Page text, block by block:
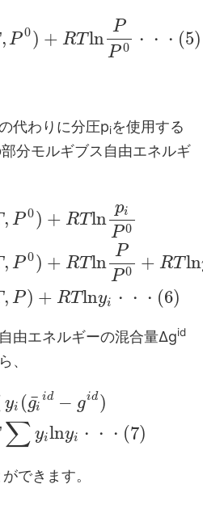
, P 0) + RTln
P
P 0
・ ・ ・ (5)
代わりに分圧piを使用する
分モルギブス自由エネルギ
, P 0 ) + RT ln
pi
P 0
, P 0) + RT ln
P
P 0 + RT ln
, P ) + RT lnyi ・ ・ ・ (6)
由エネルギーの混合量Δgid
、
yi (gi
¯ id − gid )
∑ yilnyi ・ ・ ・ (7)
できます。